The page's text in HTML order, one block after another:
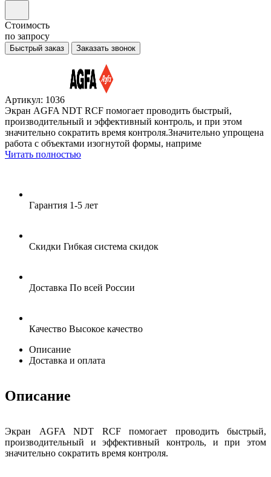
Стоимость
по запросу
Быстрый заказ Заказать звонок
Артикул: 1036
Экран AGFA NDT RCF помогает проводить быстрый,
производительный и эффективный контроль, и при этом
значительно сократить время контроля.Значительно упрощена
работа с объектами изогнутой формы, наприме
Читать полностью
Гарантия 1-5 лет
Скидки Гибкая система скидок
Доставка По всей России
Качество Высокое качество
Описание
Доставка и оплата
Описание
Экран AGFA NDT RCF помогает проводить быстрый,
производительный и эффективный контроль, и при этом
значительно сократить время контроля.